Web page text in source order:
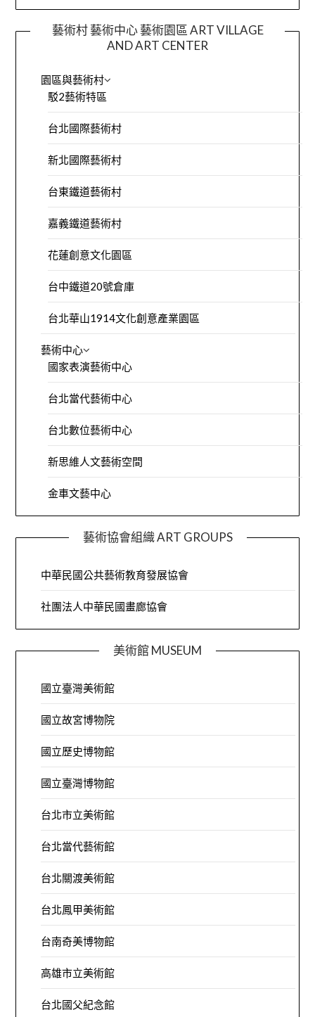
藝術村 藝術中心 藝術園區 ART VILLAGE
AND ART CENTER
園區與藝術村
駁2藝術特區
台北國際藝術村
新北國際藝術村
台東鐵道藝術村
嘉義鐵道藝術村
花蓮創意文化園區
台中鐵道20號倉庫
台北華山1914文化創意產業園區
藝術中心
國家表演藝術中心
台北當代藝術中心
台北數位藝術中心
新思維人文藝術空間
金車文藝中心
藝術協會組織 ART GROUPS
中華民國公共藝術教育發展協會
社團法人中華民國畫廊協會
美術館 MUSEUM
國立臺灣美術館
國立故宮博物院
國立歷史博物館
國立臺灣博物館
台北市立美術館
台北當代藝術館
台北關渡美術館
台北鳳甲美術館
台南奇美博物館
高雄市立美術館
台北國父紀念館